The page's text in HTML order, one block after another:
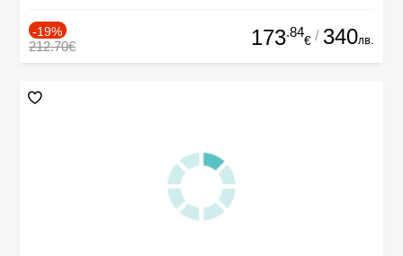
-19%
212.70€ 173.84
€ / 340лв.